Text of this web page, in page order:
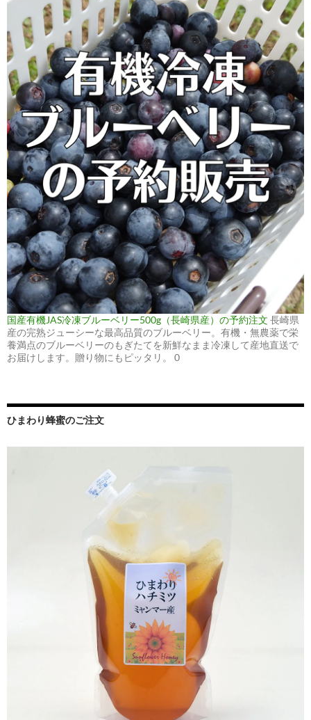
国産有機JAS冷凍ブルーベリー500g（長崎県産）の予約注文 長崎県
産の完熟ジューシーな最高品質のブルーベリー。有機・無農薬で栄
養満点のブルーベリーのもぎたてを新鮮なまま冷凍して産地直送で
お届けします。贈り物にもピッタリ。 0
ひまわり蜂蜜のご注文